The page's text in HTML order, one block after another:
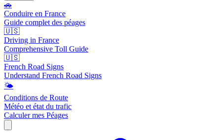
🚗
Conduire en France
Guide complet des péages
🇺🇸
Driving in France
Comprehensive Toll Guide
🇺🇸
French Road Signs
Understand French Road Signs
🌤️
Conditions de Route
Météo et état du trafic
Calculer mes Péages